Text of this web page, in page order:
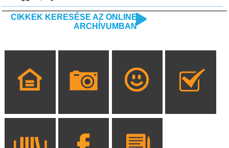
CIKKEK KERESÉSE AZ ONLINE
ARCHÍVUMBAN